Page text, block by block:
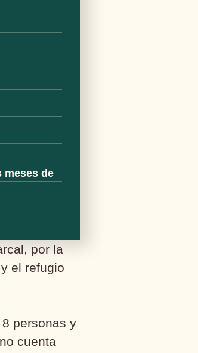
meses de
por la
el refugio
personas y
cuenta